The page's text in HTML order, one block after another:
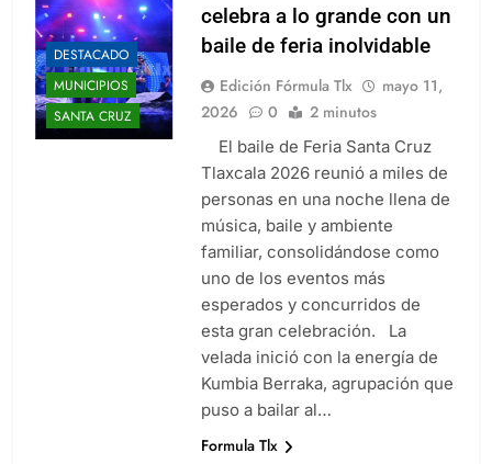
DESTACADO
MUNICIPIOS
SANTA CRUZ
celebra a lo grande con un
baile de feria inolvidable
Edición Fórmula Tlx
mayo 11,
2026
0 2 minutos
El baile de Feria Santa Cruz
Tlaxcala 2026 reunió a miles de
personas en una noche llena de
música, baile y ambiente
familiar, consolidándose como
uno de los eventos más
esperados y concurridos de
esta gran celebración. La
velada inició con la energía de
Kumbia Berraka, agrupación que
puso a bailar al…
Formula Tlx